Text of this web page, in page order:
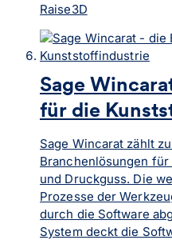
Raise3D
Sage
für die
Sage Wincarat zählt
Branchenlösungen
und Druckguss. Die
Prozesse der
durch die Software
System deckt die